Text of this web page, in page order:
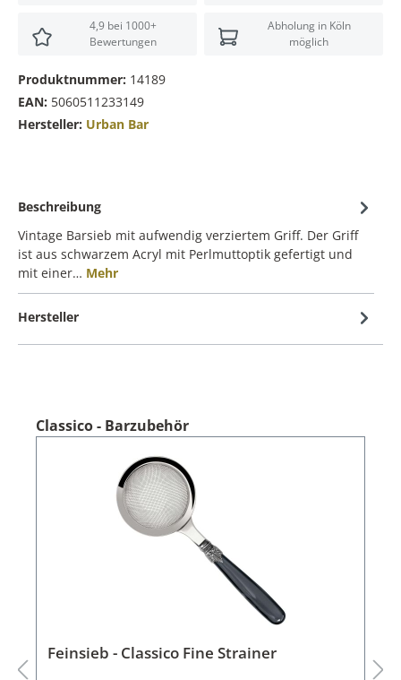
4,9 bei 1000+
Bewertungen
Abholung in Köln
möglich
Produktnummer: 14189
EAN: 5060511233149
Hersteller: Urban Bar
Beschreibung
Vintage Barsieb mit aufwendig verziertem Griff. Der Griff
ist aus schwarzem Acryl mit Perlmuttoptik gefertigt und
mit einer… Mehr
Hersteller
Classico - Barzubehör
Feinsieb - Classico Fine Strainer